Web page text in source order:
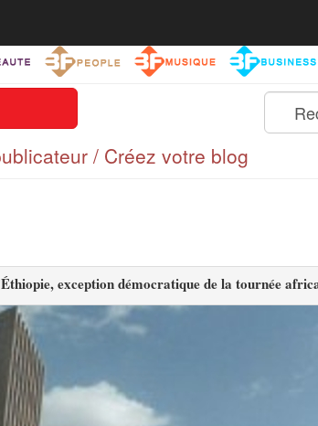
/ Créez votre blog
exception démocratique de la tournée